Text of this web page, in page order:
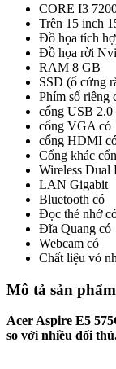
CORE I3
Trên 15 inch
Đồ họa tích
Đồ họa rời
RAM 8 GB
SSD (ổ cứng
Phím số riêng
cổng USB 2.0
cổng VGA có
cổng HDMI
Cổng khác
Wireless Dual
LAN Gigabit
Bluetooth có
Đọc thẻ nhớ
Đĩa Quang có
Webcam có
Chất liệu vỏ
Mô tả sản phẩm
Acer Aspire E5
so với nhiều đối